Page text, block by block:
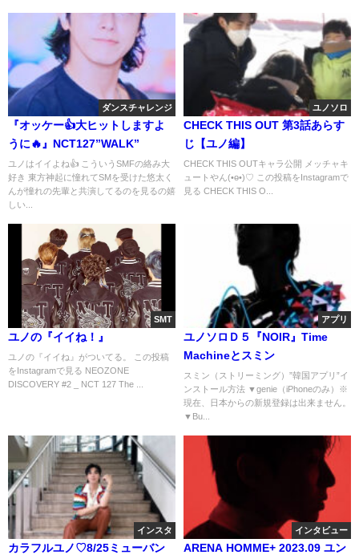
ダンスチャレンジ
『オッケー👍大ヒットしますよ
うに🔥』NCT127”WALK”
ユノはイイよね👍 こういうSMFの絡み大
好き 東方神起に憧れてSMを受けた悠太く
んが憧れの先輩と共演してるのを見るの嬉
しい...
ユノソロ
CHECK THIS OUT 第3話あらす
じ【ユノ編】
CHECK THIS OUTキャラ公開 メッチャキ
ュートやん(•ө•)♡ この投稿をInstagramで
見る CHECK THIS O...
SMT
ユノの『イイね！』
ユノの『イイね』がついてる。 この投稿
をInstagramで見る NEOZONE
DISCOVERY #2 _ NCT 127 The ...
アプリ
ユノソロＤ５『NOIR』Time
Machineとスミン
スミン（ストリーミング）”韓国アプリ”イ
ンストール方法 ▼genie（iPhoneのみ）※
現在、日本からの新規登録は出来ません。
▼Bu...
インスタ
カラフルユノ♡8/25ミューバン
インタビュー
ARENA HOMME+ 2023.09 ユン